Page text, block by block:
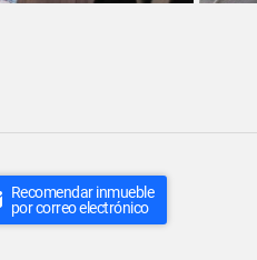
Recomendar inmueble
por correo electrónico